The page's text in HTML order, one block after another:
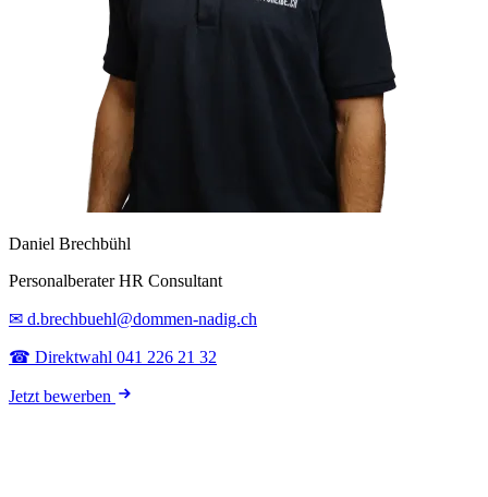
Daniel Brechbühl
Personalberater HR Consultant
✉ d.brechbuehl@dommen-nadig.ch
☎ Direktwahl 041 226 21 32
Jetzt bewerben